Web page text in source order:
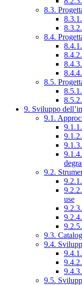
8.3.
8.4.
8.5.
9. Sviluppo
9.1.
9.2.
use
9.3.
9.4.
9.5.